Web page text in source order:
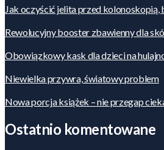
Jak oczyścić jelita przed kolonoskopią,
Rewolucyjny booster zbawienny dla
Obowiązkowy kask dla dzieci na
Niewielka przywra, światowy problem
Nowa porcja książek – nie przegap
Ostatnio komentowane